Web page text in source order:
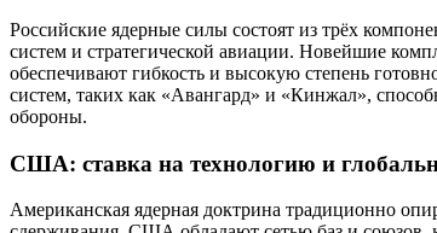
Российские ядерные силы состоят из трёх
систем и стратегической авиации. Новейшие
обеспечивают гибкость и высокую степень
систем, таких как «Авангард» и «Кинжал»,
обороны.
США: ставка на технологию и
Американская ядерная доктрина традиционно